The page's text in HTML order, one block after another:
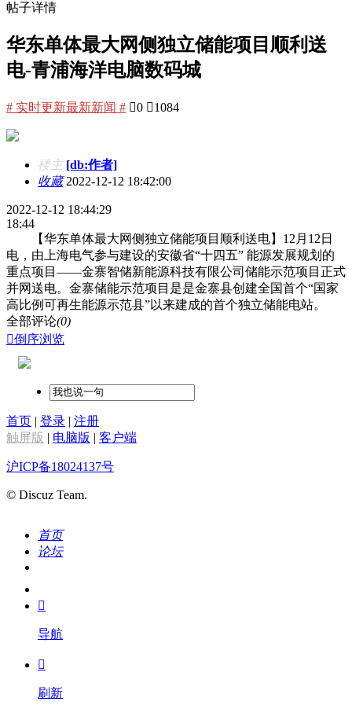
帖子详情
华东单体最大网侧独立储能项目顺利送
电-青浦海洋电脑数码城
# 实时更新最新新闻 # 0 1084
楼主 [db:作者]
收藏2022-12-12 18:42:00
2022-12-12 18:44:29
18:44
【华东单体最大网侧独立储能项目顺利送电】12月12日
电，由上海电气参与建设的安徽省“十四五” 能源发展规划的
重点项目——金寨智储新能源科技有限公司储能示范项目正式
并网送电。金寨储能示范项目是是金寨县创建全国首个“国家
高比例可再生能源示范县”以来建成的首个独立储能电站。
全部评论(0)
倒序浏览
首页 | 登录 | 注册
触屏版 | 电脑版 | 客户端
沪ICP备18024137号
© Discuz Team.
首页
论坛
我的

导航

刷新